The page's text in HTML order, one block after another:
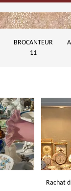
BROCANTEUR
11
Rachat